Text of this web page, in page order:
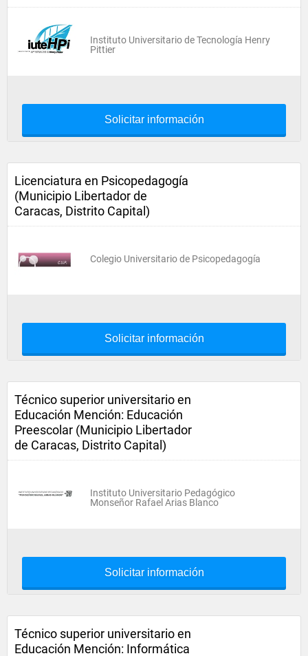
Instituto Universitario de Tecnología Henry
Pittier
Solicitar información
Licenciatura en Psicopedagogía
(Municipio Libertador de
Caracas, Distrito Capital)
Colegio Universitario de Psicopedagogía
Solicitar información
Técnico superior universitario en
Educación Mención: Educación
Preescolar (Municipio Libertador
de Caracas, Distrito Capital)
Instituto Universitario Pedagógico
Monseñor Rafael Arias Blanco
Solicitar información
Técnico superior universitario en
Educación Mención: Informática